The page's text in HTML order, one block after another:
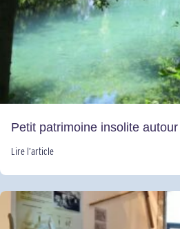
Petit patrimoine insolite
Lire l’article